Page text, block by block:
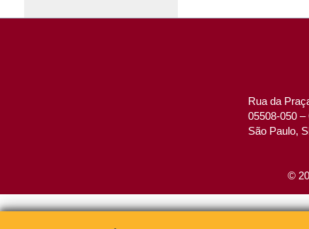
Rua da
05508-050
São Paulo,
©